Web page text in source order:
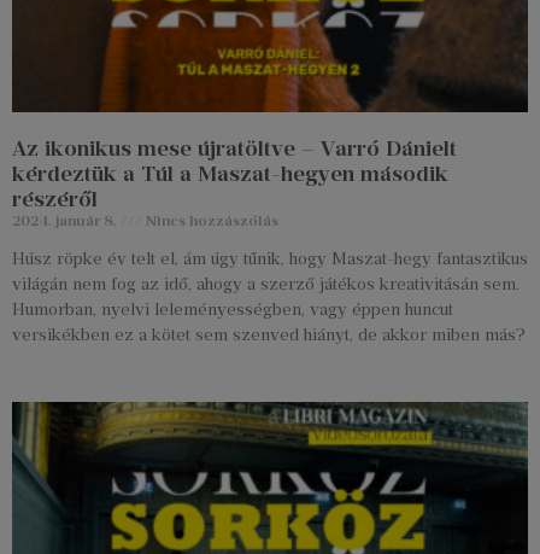
Az ikonikus mese újratöltve – Varró Dánielt
kérdeztük a Túl a Maszat-hegyen második
részéről
2024. január 8. Nincs hozzászólás
Húsz röpke év telt el, ám úgy tűnik, hogy Maszat-hegy fantasztikus
világán nem fog az idő, ahogy a szerző játékos kreativitásán sem.
Humorban, nyelvi leleményességben, vagy éppen huncut
versikékben ez a kötet sem szenved hiányt, de akkor miben más?